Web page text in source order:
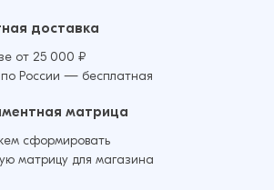
доставка
от 25 000 ₽
по России — бесплатная
матрица
сформировать
матрицу для магазина